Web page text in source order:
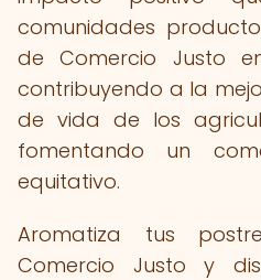
comunidades
de Comercio Justo
contribuyendo a la
de vida de los
fomentando un
equitativo.
Aromatiza tus
Comercio Justo y